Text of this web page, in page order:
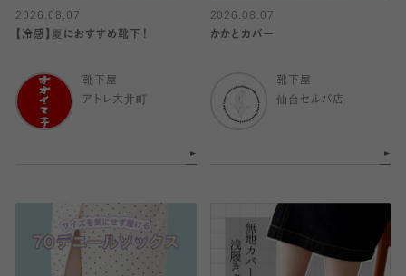
2026.08.07
【冷感】夏におすすめ靴下！
靴下屋
アトレ大井町
2026.08.07
かかとカバー
靴下屋
仙台セルバ店